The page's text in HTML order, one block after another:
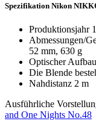
Spezifikation Nikon
Produktionsjahr
Abmessungen/
52 mm, 630 g
Optischer
Die Blende
Nahdistanz 2 m
Ausführliche
and One Nights No.48